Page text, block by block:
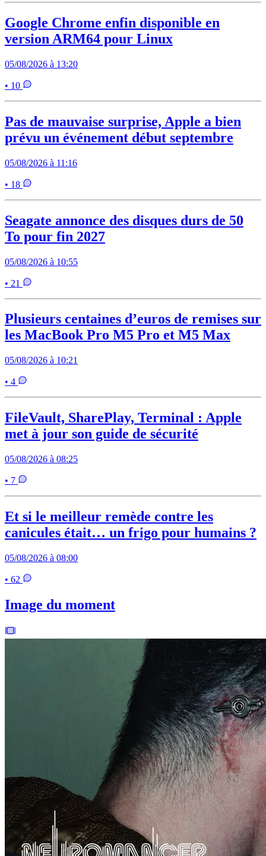
Google Chrome enfin disponible en
version ARM64 pour Linux
05/08/2026 à 13:20
• 10
Pas de mauvaise surprise, Apple a bien
prévu un événement début septembre
05/08/2026 à 11:16
• 18
Seagate annonce des disques durs de 50
To pour fin 2027
05/08/2026 à 10:55
• 21
Plusieurs centaines d’euros de remises sur
les MacBook Pro M5 Pro et M5 Max
05/08/2026 à 10:21
• 4
FileVault, SharePlay, Terminal : Apple
met à jour son guide de sécurité
05/08/2026 à 08:25
• 7
Et si le meilleur remède contre les
canicules était… un frigo pour humains ?
05/08/2026 à 08:00
• 62
Image du moment